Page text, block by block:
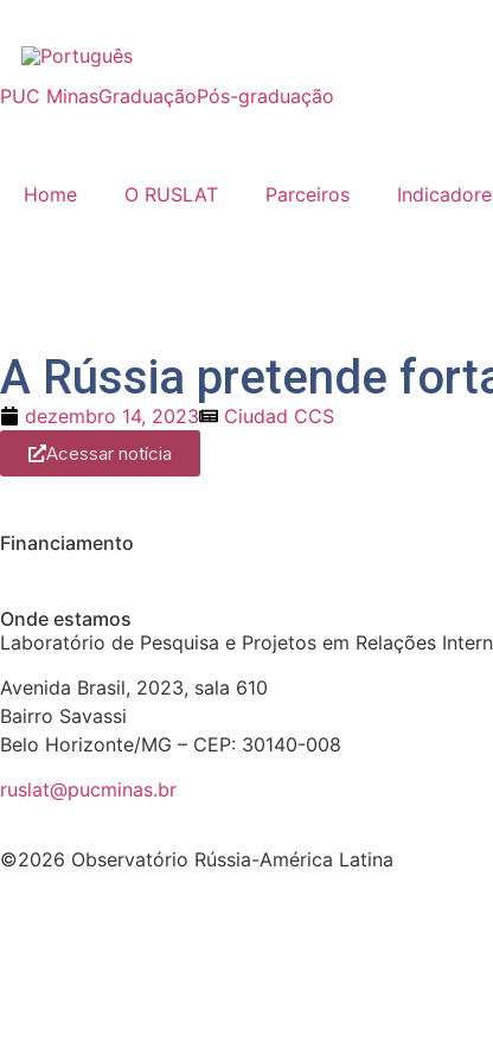
PUC MinasGraduaçãoPós-graduação
Home O RUSLAT Parceiros
A Rússia pretende
dezembro 14, 2023 Ciudad CCS
Acessar notícia
Financiamento
Onde estamos
Laboratório de Pesquisa e Projetos em Relações
Avenida Brasil, 2023, sala 610
Bairro Savassi
Belo Horizonte/MG – CEP: 30140-008
ruslat@pucminas.br
©2026 Observatório Rússia-América Latina